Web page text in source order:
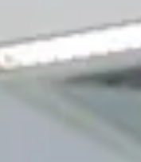
Karriere